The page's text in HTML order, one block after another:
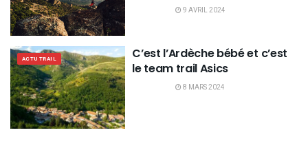
9 AVRIL 2024
ACTU TRAIL
C’est l’Ardèche bébé et c’est
le team trail Asics
8 MARS 2024